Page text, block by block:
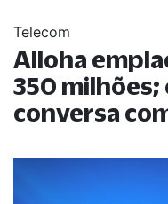
Telecom
Alloha
350 milhões;
conversa